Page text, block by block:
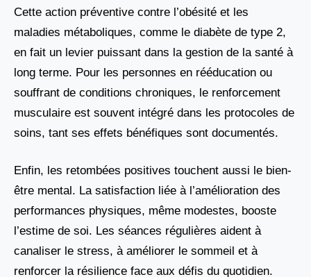
Cette action préventive contre l’obésité et les
maladies métaboliques, comme le diabète de type 2,
en fait un levier puissant dans la gestion de la santé à
long terme. Pour les personnes en rééducation ou
souffrant de conditions chroniques, le renforcement
musculaire est souvent intégré dans les protocoles de
soins, tant ses effets bénéfiques sont documentés.
Enfin, les retombées positives touchent aussi le bien-
être mental. La satisfaction liée à l’amélioration des
performances physiques, même modestes, booste
l’estime de soi. Les séances régulières aident à
canaliser le stress, à améliorer le sommeil et à
renforcer la résilience face aux défis du quotidien.